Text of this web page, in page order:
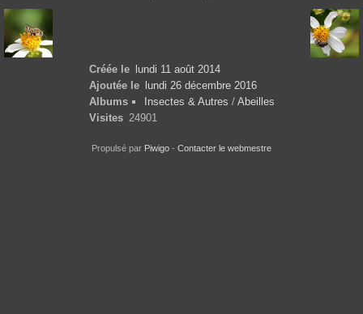
Créée le
lundi 11 août 2014
Ajoutée le
lundi 26 décembre 2016
Albums
Insectes & Autres / Abeilles
Visites 24901
Propulsé par Piwigo - Contacter le webmestre